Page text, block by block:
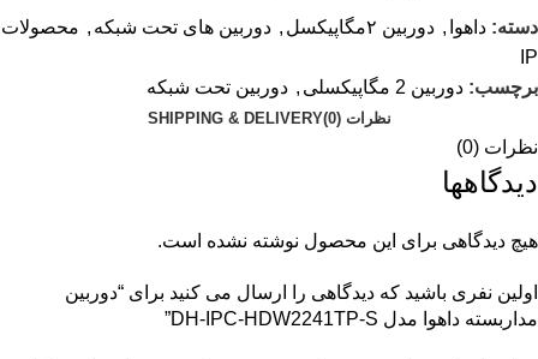
دسته: داهوا , دوربین ۲مگاپیکسل , دوربین های تحت شبکه , محصولات
IP
برچسب: دوربین 2 مگاپیکسلی , دوربین تحت شبکه
نظرات (0) SHIPPING & DELIVERY
نظرات (0)
دیدگاهها
هیچ دیدگاهی برای این محصول نوشته نشده است.
اولین نفری باشید که دیدگاهی را ارسال می کنید برای “دوربین
مداربسته داهوا مدل DH-IPC-HDW2241TP-S”